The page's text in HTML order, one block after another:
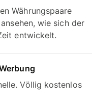
Währungspaare
wie sich der
entwickelt.
Völlig kostenlos